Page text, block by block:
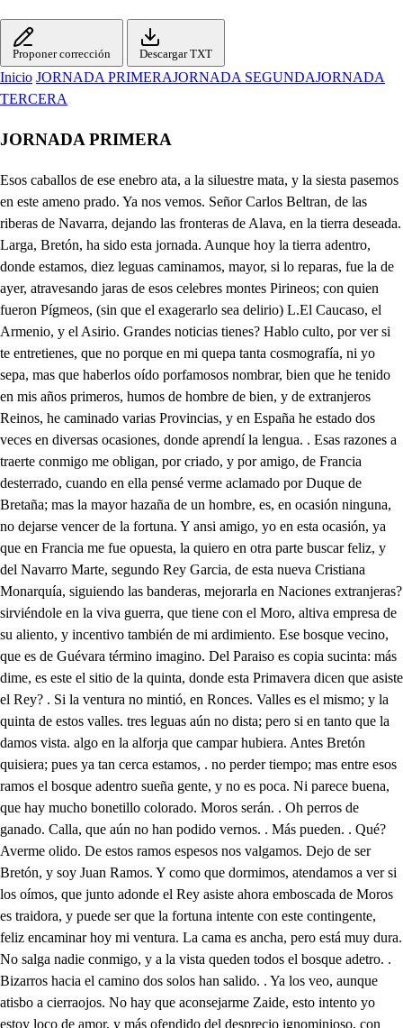
Proponer corrección Descargar TXT
Inicio JORNADA PRIMERAJORNADA SEGUNDAJORNADA
TERCERA
JORNADA PRIMERA
Esos caballos de ese enebro ata, a la siluestre mata, y la siesta pasemos en este ameno prado. Ya nos vemos. Señor Carlos Beltran, de las riberas de Navarra, dejando las fronteras de Alava, en la tierra deseada. Larga, Bretón, ha sido esta jornada. Aunque hoy la tierra adentro, donde estamos, diez leguas caminamos, mayor, si lo reparas, fue la de ayer, atravesando jaras de esos celebres montes Pirineos; con quien fueron Pígmeos, (sin que el exagerarlo sea delirio) L.El Caucaso, el Armenio, y el Asirio. Grandes noticias tienes? Hablo culto, por ver si te entretienes, que no porque en mi quepa tanta cosmografía, ni yo sepa, mas que haberlos oído porfamosos nombrar, bien que he tenido en mis años primeros, humos de hombre de bien, y de extranjeros Reinos, he caminado varias Provincias, y en España he estado dos veces en diversas ocasiones, donde aprendí la lengua. . Esas razones a traerte conmigo me obligan, por criado, y por amigo, de Francia desterrado, cuando en ella pensé verme aclamado por Duque de Bretaña; mas la mayor hazaña de un hombre, es, en ocasión ninguna, no dejarse vencer de la fortuna. Y ansi amigo, yo en esta ocasión, ya que en Francia me fue opuesta, la quiero en otra parte buscar feliz, y del Navarro Marte, segundo Rey Garcia, de esta nueva Cristiana Monarquía, siguiendo las banderas, mejorarla en Naciones extranjeras? sirviéndole en la viva guerra, que tiene con el Moro, altiva empresa de su aliento, y incentivo también de mi ardimiento. Ese bosque vecino, que es de Guévara término imagino. Del Paraiso es copia sucinta: más dime, es este el sitio de la quinta, donde esta Primavera dicen que asiste el Rey? . Si la ventura no mintió, en Ronces. Valles es el mismo; y la quinta de estos valles. tres leguas aún no dista; pero si en tanto que la damos vista. algo en la alforja que campar hubiera. Antes Bretón quisiera; pues ya tan cerca estamos, . no perder tiempo; mas entre esos ramos el bosque adentro sueña gente, y no es poca. Ni parece buena, que hay mucho bonetillo colorado. Moros serán. . Oh perros de ganado. Calla, que aún no han podido vernos. . Más pueden. . Qué? Averme olido. De estos ramos espesos nos valgamos. Dejo de ser Bretón, y soy Juan Ramos. Y como que dormimos, atendamos a ver si los oímos, que junto adonde el Rey asiste ahora emboscada de Moros es traidora, y puede ser que la fortuna intente con este contingente, feliz encaminar hoy mi ventura. La cama es ancha, pero está muy dura. No salga nadie conmigo, y a la vista queden todos el bosque adetro. . Bizarros hacia el camino dos solos han salido. . Ya los veo, aunque atisbo a cierraojos. No hay que aconsejarme Zaide, esto intento yo estoy loco de amor, y más ofendido del desprecio ignominioso, con que el Rey respondió altivo a la fe, con que en retorno de mi pretensión amante, le prometi afectuoso dejarle a Pamplona, cuando Embajador de mi propio, ayer le hablé disfrazado: Díjele, mi Rey famoso Aventarir, que en Pamplona invicto reina, o heroico, Don Garcia, Rey Segundo de Navarra, y sus contornos. Porque le des a Clauela tu sobrina, en matrimonio, de quien por fama, y haberla visto en un retrato, absorto, y enambrado, ha quedado rendido a su obleto hermoso, No pierdas nada. Ya al vuelo algunas palabras cojo, que con la cola del eco me dejan, cuando las oigo. Dejarte a Pamplona libre te promete, y darte todos los esclavos, que en Navarra aprisionaron los otros Reyes sus predecesores, y hacer que Alife, Rey Moro de Zaragoza su padre, en fe de lo que propongo, con tu Imperio se alianze pérpetuamente; de modo, que goces tu Monarquía libre en pacifico solio. Esto en mi nombre propuse, a que respondió furioso: Clavela, Sol de Navarra, es mi sangre, y fuera oprobio de ella, y la ley que venero, darla a un Infiel por esposo que en bruto tálamo aje la más bella flor, que el golfo de Amaltea, coronada, vio de los rociados copos, que el Alba esparcio en rubiés del Zefiro, al manso soplo. Que en lo demás que me dice, con el favor, y el socorro del Conde de Barcelona, y del de Saboya, heroicos pretendientes de Clavela, imagino en tiempo corto, no solamente a Pamplona venrestaurada; mas rotos los hierros de los cautivos, que ya desmenuzo a trozos, llenar de Alarbes esclavos, de sus mazmorras los fondos: Esto dile, y Dios te guarde. No has visto al lunado monstruo de Jarama, que vencido del competidor heroico, que le usurpa, y galantea la hermosa vaca en el soto, aturde el monte a bramidos, y encorbando hacia los codos la cabeza, no pudiendo, vengar en ellos su enojo, los baña de ardiente espuma, y con un golpé, y con otro de la tierra levantando, para más cegarse el polvo, choca con la testa armada con los más robustos troncos? Tal me vi. . Señor, cuidado, porque se ha soltado el toro. Tal me vi desesperado, a vista de quien adoro, competido allí, y vencido de afectos más venturosos; precipitado en mi idea o1 del bruto, y aún casi obrado entre impulsos valerosos. Repórteme en fin, y hablando después con Iñigo Arnoldo, mal contento, que en Navarra por mi espía correspondo; y a quien por cierta promesa tengo de mi parte en todo. Inigo Arnoldo no dijo? Si señor, Don Higo gordo. Calla, que tú estas borracho. Yo fuera en eso el dichoso. No es a quien llevo la carta? Él mismo: a quién digo, como ya tengo a la deshilada en este sitio los Moros juntos, que a la empresa bastan, que con su favor propongo ejecutar, y vestido iré a la Espáñola y todo, para que sin nota hablemos, cuando me avise el dichoso día, que Clauela sale a cazar por estos sotos, para en solo un latrocinio llegar de mi dicha al colmo; que como al presente viven seguros, de que nosotros la tierra les infestemos, fácil ha de ser el robo. A Mahameta Zaragoza, también despaché hoy con otro pliego, en que a mi padre envío de Clavela el prodigioso retrato; porque disculpe con tan peregrino asombro, haberme puesto al desaire, contra quien fuerte le invoco a mi venganza: esta Zaide, es la pena en que me ahogo. Parte luego de Guevara a los campos deleitosos, adonde el Rey en su quinta asiste agora, con todos los más nobles de su Reino, concluyendo el desposorio de Clauela su sobrina; y secreto, y cuidadoso, a Inigo Arnoldo darasle esa carta. Mas que oigo! La gente se ha alborotado. Mirad, que entre esos olmos se ha escondido. Los caballos relincharon, y a nosotros por las espaldas nos cercan cien mil docenas de Moros, de los que el bosque guardaba. Finje presto Bretón, como que me despiertas a voces. Hay tal dormir! somos zorros: despertemos, que es muy tarde, ino estemos a lo bobo hecho un hobillo de carne cada uno: Juan Redondo. Caminantes, que dormían son. . Rendios. No me postro fácilmente a poco riesgo. cuál es mucho, si este es poco? Que bizarro Caballero: teneos, y volved todos al monte. . Si tú lo mandas, obedecerte es forzoso. Bien puedes asegurarte: o pasajero, que al ocio . del sueño estabas rendido! que en el traje reconozco ser Frances, y yo no ofendo, aún cuando más me apasióno, a quien nunca me dio causa. Qué razón tan de hombre doc. Callaneció. (to! Mas que intentas, que aún el acero lustroso tienes desnudo en la mano, cuando a tu lado me pongo? Aunque al verte obedecido de esos Alarbes, me asombro, que hoy entre Alava, y Navarra te asisten; o generoso mancebo! por una parte, de mi suerte receloso, no sabiendo a quien confío la vida, entre dudas obro la defensa prevenida; que en cualquier lance dudoso, si es que el fracaso sucede, es del pesar desahogo, no perecer de cobarde, morir sí, de valeroso. Por otra parte discurro, cuando tus acciones noto, que él no dar crédito a ellas, es de tu valor desdoro. Venza, pues, la confianza; más notando que me sobro todo yo a mi aliento, en caso que procedas cauteloso. Ya que estás seguro he dicho; mas porque veas que obro con igual valor al tuyo, aunque aquí en traje de Moros, se disfrazan mis bándidos, y vivo de lo que robo: Buscando un contrario mío, sin saber a donde, o como caminas, vete si gustas, que de estar durmiendo solo con tu criado a estas horas en aqueste bosque umbroso, ser noble, y serforastero, que en traje, y valor conozco, de alguna fortuna alcanzo que vas huyendo, y quejoso parte; porque más seguro estas por la que yo corro; porque en fin nunca se hicieron mal un desdichado a otro. Dame tus pies, seas quien fue- y si en Navarra te importo (res, algo para tus intentos, huésved soy de Inigo Arnoldo, deudo, amigo, y confidente mío, que para un negocio de importancia, me ha enviado a llamar. Qué es lo que oigo! A Francia con toda prisa: más porque algo tenebroso el cielo se va poniendo, libre la licencia tomo que me das, y me voy luego; porque el llegar es forzoso hoy allá: mira si mandas en que te obedezca pronto. Aguarda: no te parece; porque tu riesgo es notorio, si alguién que te vio conmigo (aunque en trajeiras tan otro) te conoce, que embiemos la carta con él? No pongo. duda en que será acertado. Dámela, pues. . Que demonios de intentonas son las tuyas? De importancia si las logro, Sabras que el mayor amigo, y por quien más me aficiono de ti, es Arnoldo. . qué dices? Que este pliego cuidadoso le des luego que le veas, porque nos importa a todos, que tu del llamado, es cierto que es para el efecto propio. Aunque no lo se te sirvo con obedecerte en todo: quien diré que me le ha dado? Di, que Carlos Beltran. Cómo? Carlos Beltran, este nombre . es con el que correspondo a Arnoldo en mis cartas siempre. Este con mi nombre propio . se disfraza; mas qué importa. Cómo te llamas? Carloto. . Yo Carlucho. Loco, calla. Por Dios Santo que me envobo de ver cual los dos se cocan, vueltos de su embuste en mo- y de camino discurro (nos, cual son en el mundo todos, que de otra cosa no tratan, más que engañarse uno a otro. Tu amigo seré constante. La misma fe te propongo. Guárdete Carlos el cielo. El, joven te haga dichoso. Fortuna, pues que te hallo feliz ya, no huyas el rostro, Clavela, aunque estoy tan ciego, lince soy ya de tus ojos. Mientras motas ya de cuento, como ansí me lo compongo. Di, y llega presto el caballo. El que vi